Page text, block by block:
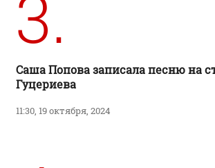
Саша Попова записала песню на
Гуцериева
11:30, 19 октября, 2024